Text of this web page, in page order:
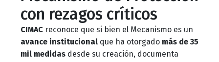
desigualdad
de género:
Informe DW
con rezagos críticos
CIMAC reconoce que si bien el Mecanismo es un
avance institucional que ha otorgado más de 35
mil medidas desde su creación, documenta